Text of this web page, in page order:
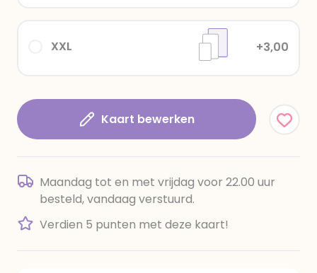
XXL +3,00
Kaart bewerken
Maandag tot en met vrijdag voor 22.00 uur
besteld, vandaag verstuurd.
Verdien 5 punten met deze kaart!